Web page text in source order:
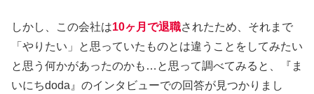
しかし、この会社は10ヶ月で退職されたため、それまで
「やりたい」と思っていたものとは違うことをしてみたい
と思う何かがあったのかも…と思って調べてみると、『ま
いにちdoda』のインタビューでの回答が見つかりまし